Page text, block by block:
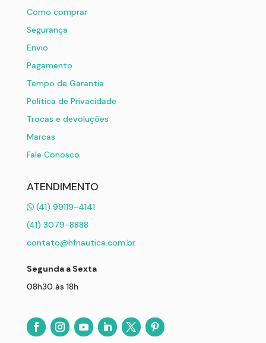
Como comprar
Segurança
Envio
Pagamento
Tempo de Garantia
Política de Privacidade
Trocas e devoluções
Marcas
Fale Conosco
ATENDIMENTO
(41) 99119-4141
(41) 3079-8888
contato@hfnautica.com.br
Segunda a Sexta
08h30 às 18h